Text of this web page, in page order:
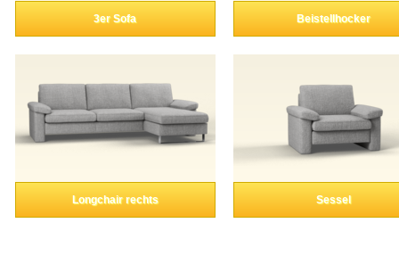
3er Sofa Beistellhocker
Longchair rechts Sessel